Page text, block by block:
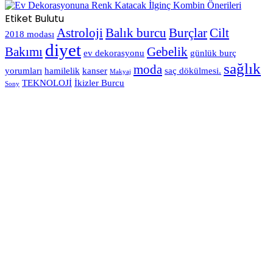
Etiket Bulutu
2018 modası Astroloji Balık burcu BurçlarCilt
Bakımı diyet ev dekorasyonu Gebelik günlük burç
yorumları hamilelik kanser Makyaj moda saç dökülmesi. sağlık
Sony TEKNOLOJİ İkizler Burcu